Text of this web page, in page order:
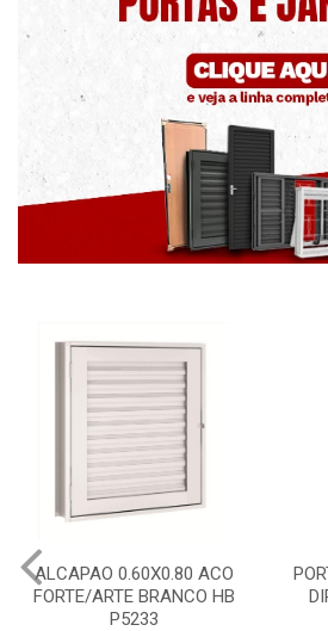
ACO
HB
PORTA CANELADA 85X2.15
DIR HB ACO ARTE 1490